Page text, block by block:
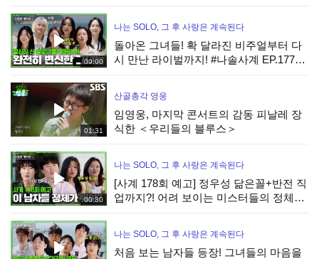
09:00
나는 SOLO, 그 후 사랑은 계속된다
돌아온 그녀들! 확 달라진 비주얼부터 다
시 만난 라이벌까지! #나솔사계 EP.177ㅣ
01:31
산골총각 영웅
임영웅, 마지막 콘서트의 감동 피날레 장
식한 ＜우리들의 블루스＞
00:30
나는 SOLO, 그 후 사랑은 계속된다
[사계 178회 예고] 정우성 닮은꼴+반전 직
업까지?! 어려 보이는 미스터들의 정체
나는 SOLO, 그 후 사랑은 계속된다
처음 보는 남자들 등장! 그녀들의 마음을